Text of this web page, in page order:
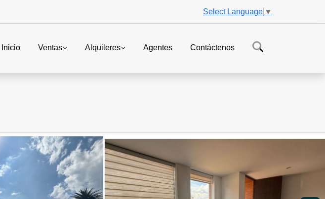
Select Language ▼
Inicio Ventas Alquileres Agentes Contáctenos